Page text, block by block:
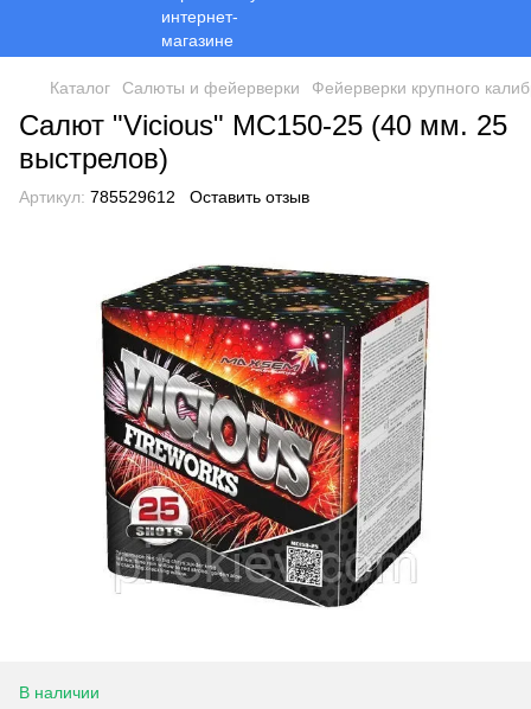
Каталог Салюты и фейерверки Фейерверки крупного
Салют "Vicious" MC150-25 (40 мм. 25
выстрелов)
Артикул: 785529612 Оставить отзыв
В наличии